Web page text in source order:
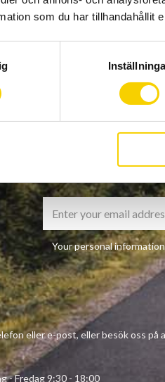
som du har tillhandahållit
Your personal
eller e-post, eller besök oss på
9:30 - 18:00